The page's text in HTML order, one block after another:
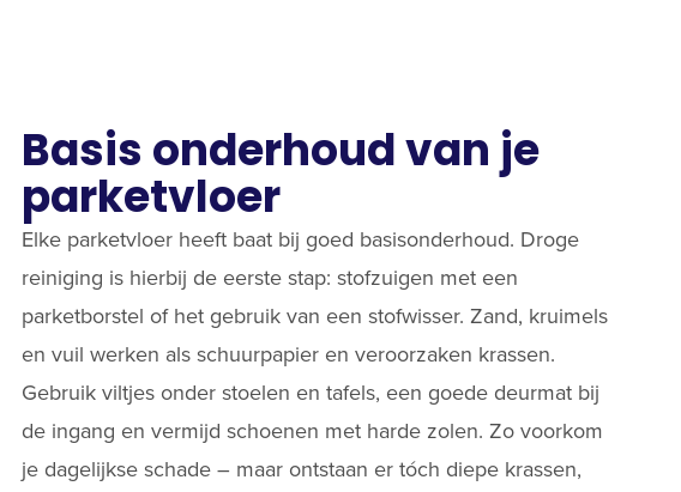
Basis onderhoud van je
parketvloer
Elke parketvloer heeft baat bij goed basisonderhoud. Droge
reiniging is hierbij de eerste stap: stofzuigen met een
parketborstel of het gebruik van een stofwisser. Zand, kruimels
en vuil werken als schuurpapier en veroorzaken krassen.
Gebruik viltjes onder stoelen en tafels, een goede deurmat bij
de ingang en vermijd schoenen met harde zolen. Zo voorkom
je dagelijkse schade – maar ontstaan er tóch diepe krassen,